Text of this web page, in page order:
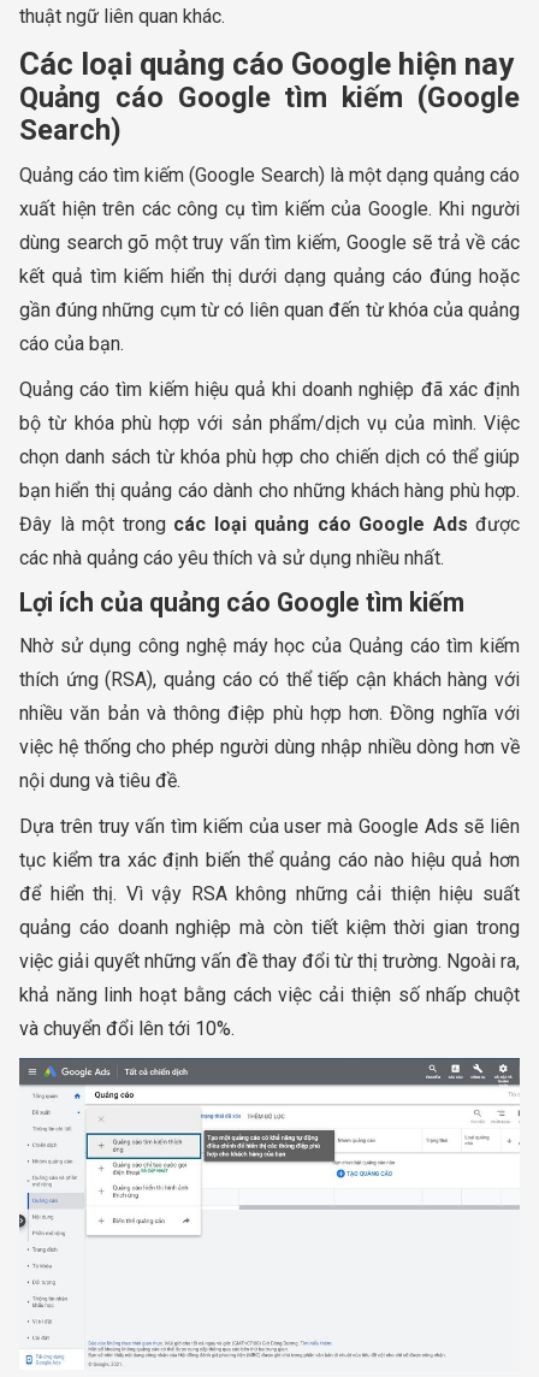
thuật ngữ liên quan khác.
Các loại quảng cáo Google hiện nay
Quảng cáo Google tìm kiếm (Google
Search)
Quảng cáo tìm kiếm (Google Search) là một dạng quảng cáo
xuất hiện trên các công cụ tìm kiếm của Google. Khi người
dùng search gõ một truy vấn tìm kiếm, Google sẽ trả về các
kết quả tìm kiếm hiển thị dưới dạng quảng cáo đúng hoặc
gần đúng những cụm từ có liên quan đến từ khóa của quảng
cáo của bạn.
Quảng cáo tìm kiếm hiệu quả khi doanh nghiệp đã xác định
bộ từ khóa phù hợp với sản phẩm/dịch vụ của mình. Việc
chọn danh sách từ khóa phù hợp cho chiến dịch có thể giúp
bạn hiển thị quảng cáo dành cho những khách hàng phù hợp.
Đây là một trong các loại quảng cáo Google Ads được
các nhà quảng cáo yêu thích và sử dụng nhiều nhất.
Lợi ích của quảng cáo Google tìm kiếm
Nhờ sử dụng công nghệ máy học của Quảng cáo tìm kiếm
thích ứng (RSA), quảng cáo có thể tiếp cận khách hàng với
nhiều văn bản và thông điệp phù hợp hơn. Đồng nghĩa với
việc hệ thống cho phép người dùng nhập nhiều dòng hơn về
nội dung và tiêu đề.
Dựa trên truy vấn tìm kiếm của user mà Google Ads sẽ liên
tục kiểm tra xác định biến thể quảng cáo nào hiệu quả hơn
để hiển thị. Vì vậy RSA không những cải thiện hiệu suất
quảng cáo doanh nghiệp mà còn tiết kiệm thời gian trong
việc giải quyết những vấn đề thay đổi từ thị trường. Ngoài ra,
khả năng linh hoạt bằng cách việc cải thiện số nhấp chuột
và chuyển đổi lên tới 10%.